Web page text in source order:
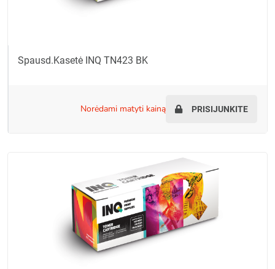
Spausd.kasetė INQ TN423 BK
norėdami matyti kainą PRISIJUNKITE